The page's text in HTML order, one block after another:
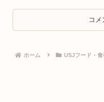
ホーム USJフード・食